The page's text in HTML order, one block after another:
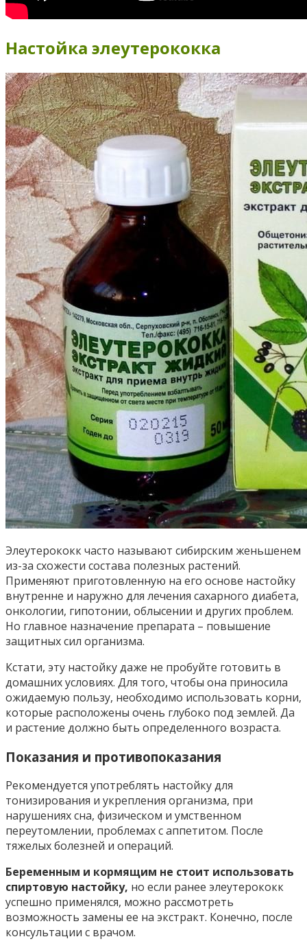
Настойка элеутерококка
Элеутерококк часто называют сибирским женьшенем
из-за схожести состава полезных растений.
Применяют приготовленную на его основе настойку
внутренне и наружно для лечения сахарного диабета,
онкологии, гипотонии, облысении и других проблем.
Но главное назначение препарата – повышение
защитных сил организма.
Кстати, эту настойку даже не пробуйте готовить в
домашних условиях. Для того, чтобы она приносила
ожидаемую пользу, необходимо использовать корни,
которые расположены очень глубоко под землей. Да
и растение должно быть определенного возраста.
Показания и противопоказания
Рекомендуется употреблять настойку для
тонизирования и укрепления организма, при
нарушениях сна, физическом и умственном
переутомлении, проблемах с аппетитом. После
тяжелых болезней и операций.
Беременным и кормящим не стоит использовать
спиртовую настойку, но если ранее элеутерококк
успешно применялся, можно рассмотреть
возможность замены ее на экстракт. Конечно, после
консультации с врачом.